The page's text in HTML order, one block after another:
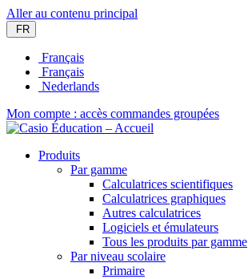
Aller au contenu principal
FR
Français
Français
Nederlands
Mon compte : accès commandes groupées
Produits
Par gamme
Calculatrices scientifiques
Calculatrices graphiques
Autres calculatrices
Logiciels et émulateurs
Tous les produits par gamme
Par niveau scolaire
Primaire